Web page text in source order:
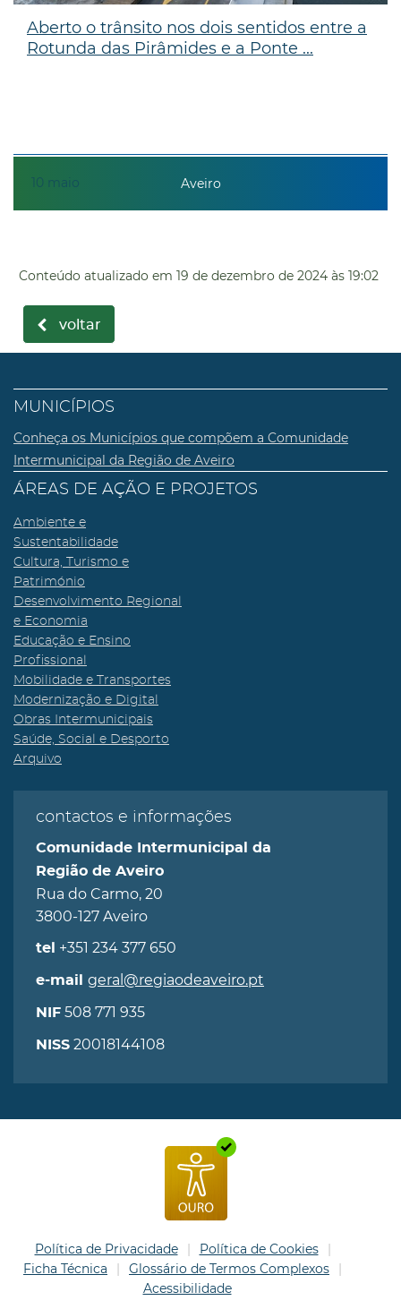
10 maio
Aberto o trânsito nos dois sentidos entre a
Rotunda das Pirâmides e a Ponte ...
Aveiro
Conteúdo atualizado em 19 de dezembro de 2024 às 19:02
voltar
MUNICÍPIOS
Conheça os Municípios que compõem a Comunidade
Intermunicipal da Região de Aveiro
ÁREAS DE AÇÃO E PROJETOS
Ambiente e
Sustentabilidade
Cultura, Turismo e
Património
Desenvolvimento Regional
e Economia
Educação e Ensino
Profissional
Mobilidade e Transportes
Modernização e Digital
Obras Intermunicipais
Saúde, Social e Desporto
Arquivo
contactos e informações
Comunidade Intermunicipal da
Região de Aveiro
Rua do Carmo, 20
3800-127 Aveiro
tel +351 234 377 650
e-mail geral@regiaodeaveiro.pt
NIF 508 771 935
NISS 20018144108
Política de Privacidade
Política de Cookies
Ficha Técnica
Glossário de Termos Complexos
Acessibilidade